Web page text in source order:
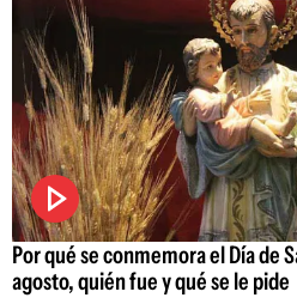
Por qué se conmemora el Día de
agosto, quién fue y qué se le pide